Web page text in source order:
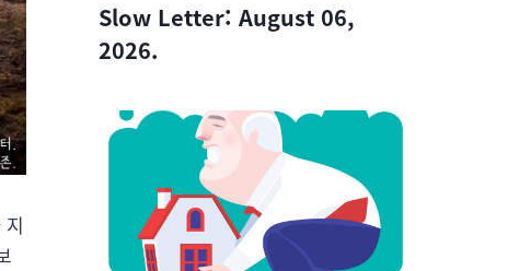
Slow Letter: August 06,
2026.